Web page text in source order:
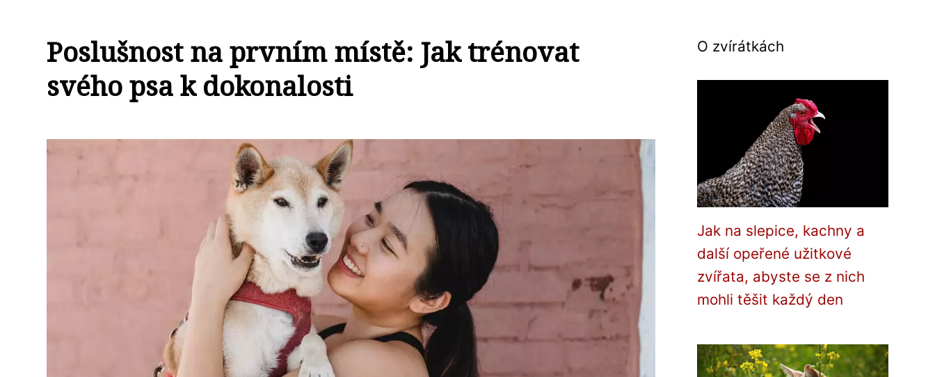
Poslušnost na prvním místě: Jak trénovat
svého psa k dokonalosti
O zvírátkách
Jak na slepice, kachny a
další opeřené užitkové
zvířata, abyste se z nich
mohli těšit každý den